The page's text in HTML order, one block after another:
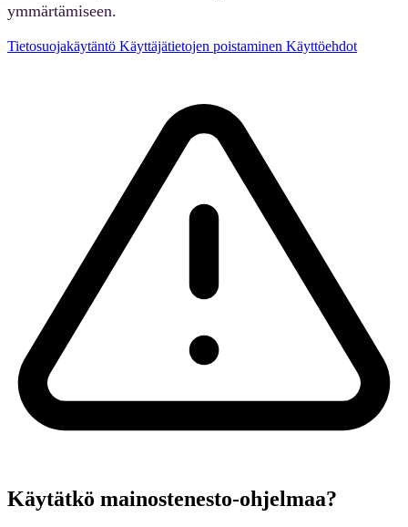
ymmärtämiseen.
Tietosuojakäytäntö Käyttäjätietojen poistaminen Käyttöehdot
Käytätkö mainostenesto-ohjelmaa?